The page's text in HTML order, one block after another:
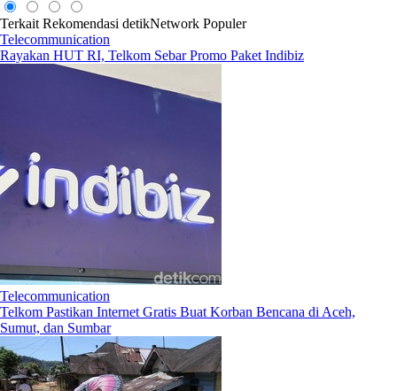
Terkait Rekomendasi detikNetwork Populer
Telecommunication
Rayakan HUT RI, Telkom Sebar Promo Paket Indibiz
Telecommunication
Telkom Pastikan Internet Gratis Buat Korban Bencana di Aceh,
Sumut, dan Sumbar